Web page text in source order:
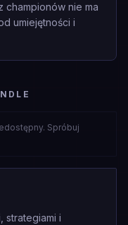
nie ma
umiejętności i
Spróbuj
strategiami i